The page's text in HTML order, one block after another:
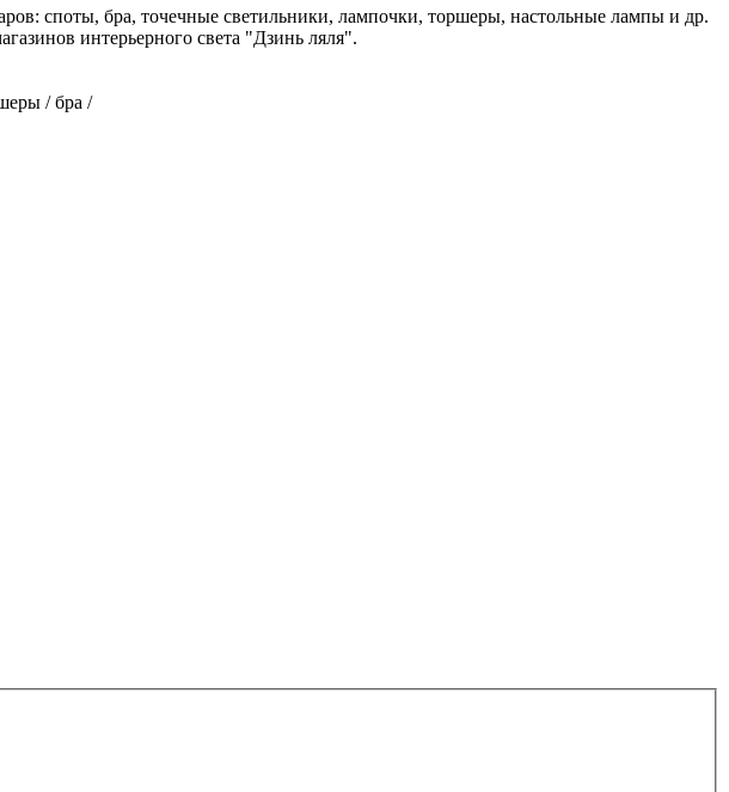
споты, бра, точечные светильники, лампочки, торшеры, настольные лампы и др.
интерьерного света "Дзинь ляля".
/ бра /